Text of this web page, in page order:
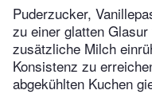
Puderzucker,
zu einer glatten
zusätzliche Milch
Konsistenz zu
abgekühlten Kuchen